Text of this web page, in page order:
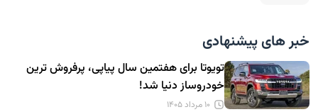
خبر های پیشنهادی
تویوتا برای هفتمین سال پیاپی، پرفروش ترین
خودروساز دنیا شد!
۱۰ مرداد ۱۴۰۵